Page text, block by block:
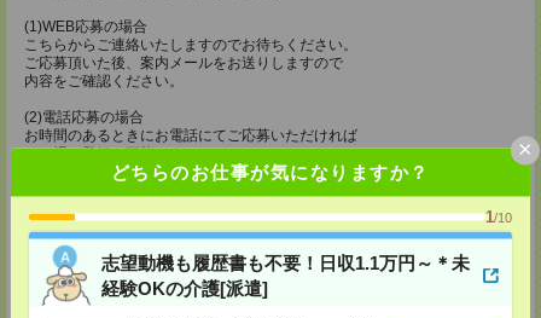
どちらのお仕事が気になりますか？
1/10
志望動機も履歴書も不要！日収1.1万円～＊未
経験OKの介護[派遣]
×
(1)WEB応募の場合
こちらからご連絡いたしますのでお待ちください。
ご応募頂いた後、案内メールをお送りしますので
内容をご確認ください。
(2)電話応募の場合
お時間のあるときにお電話にてご応募いただければ
その場で登録も可能です。
【電話登録】
弊社HPよりマイページ作成をお願いします
電話での登録の際に、マイページ作成をいただいた旨をお伝えください。
所要時間